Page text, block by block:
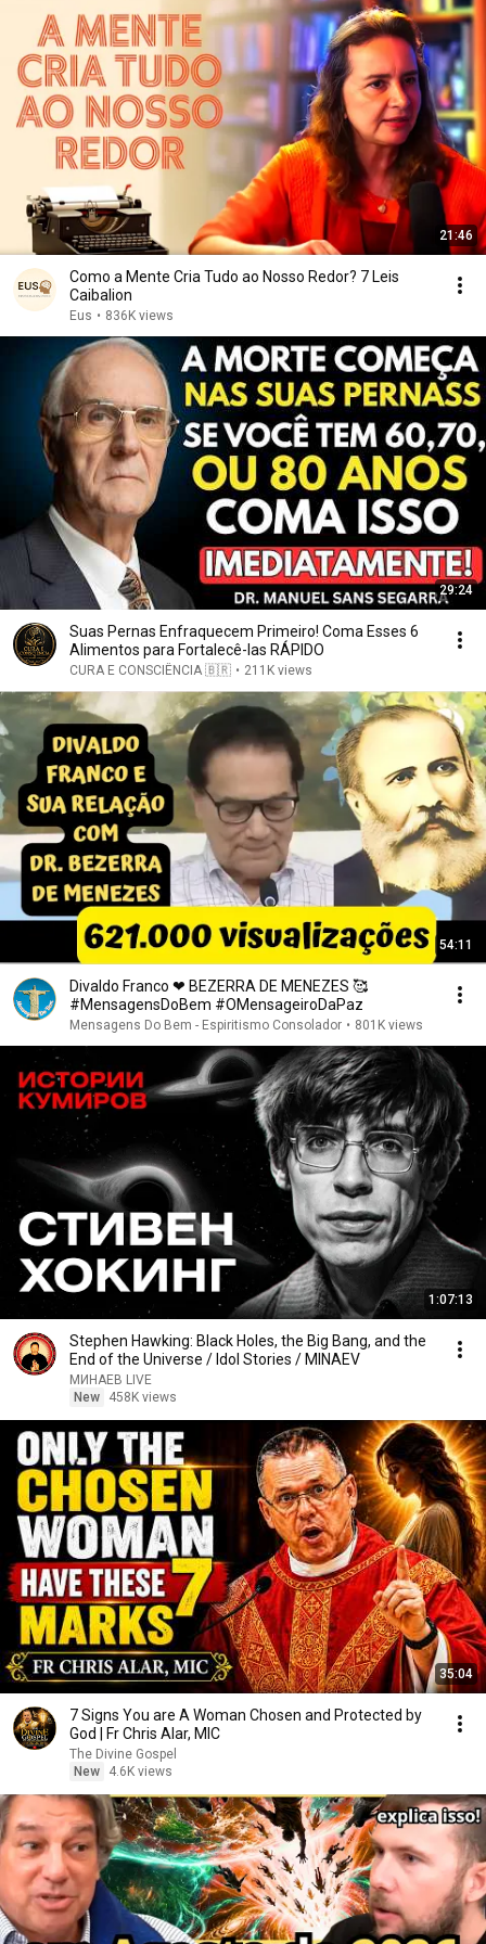
21:46
Como a Mente Cria Tudo ao Nosso Redor? 7 Leis
Caibalion
Eus • 836K views
29:24
Suas Pernas Enfraquecem Primeiro! Coma Esses 6
Alimentos para Fortalecê-las RÁPIDO
CURA E CONSCIÊNCIA 🇧🇷 • 211K views
54:11
Divaldo Franco ❤ BEZERRA DE MENEZES 🥰
#MensagensDoBem #OMensageiroDaPaz
Mensagens Do Bem - Espiritismo Consolador • 801K views
1:07:13
Stephen Hawking: Black Holes, the Big Bang, and the
End of the Universe / Idol Stories / MINAEV
МИНАЕВ LIVE
New
458K views
35:04
7 Signs You are A Woman Chosen and Protected by
God | Fr Chris Alar, MIC
The Divine Gospel
New
4.6K views